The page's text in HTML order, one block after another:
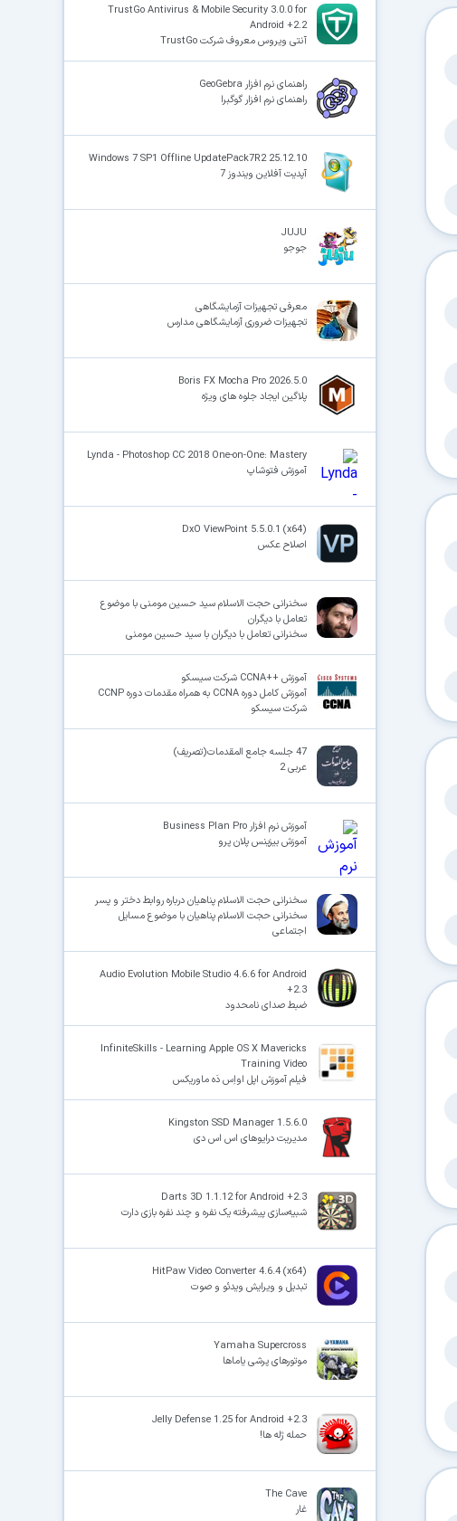
TrustGo Antivirus & Mobile Security 3.0.0 for
Android +2.2
آنتی ویروس معروف شرکت TrustGo
راهنمای نرم افزار GeoGebra
راهنمای نرم افزار گوگبرا
Windows 7 SP1 Offline UpdatePack7R2 25.12.10
آپدیت آفلاین ویندوز 7
JUJU
جوجو
معرفی تجهیزات آزمایشگاهی
تجهیزات ضروری آزمایشگاهی مدارس
Boris FX Mocha Pro 2026.5.0
پلاگین ایجاد جلوه های ویژه
Lynda - Photoshop CC 2018 One-on-One: Mastery
آموزش فتوشاپ
DxO ViewPoint 5.5.0.1 (x64)
اصلاح عکس
سخنرانی حجت الاسلام سید حسین مومنی با موضوع
تعامل با دیگران
سخنرانی تعامل با دیگران با سید حسین مومنی
آموزش ++CCNA شرکت سیسکو
آموزش کامل دوره CCNA به همراه مقدمات دوره CCNP
شرکت سیسکو
47 جلسه جامع المقدمات(تصریف)
عربی 2
آموزش نرم افزار Business Plan Pro
آموزش بیزینس پلان پرو
سخنرانی حجت الاسلام پناهیان درباره روابط دختر و پسر
سخنرانی حجت الاسلام پناهیان با موضوع مسایل
اجتماعی
Audio Evolution Mobile Studio 4.6.6 for Android
+2.3
ضبط صدای نامحدود
InfiniteSkills - Learning Apple OS X Mavericks
Training Video
فیلم آموزش اپل او‌اِس دَه ماوریکس
Kingston SSD Manager 1.5.6.0
مدیریت درایوهای اس اس دی
Darts 3D 1.1.12 for Android +2.3
شبیه‌سازی پیشرفته یک نفره و چند نفره بازی دارت
HitPaw Video Converter 4.6.4 (x64)
تبدیل و ویرایش ویدئو و صوت
Yamaha Supercross
موتورهای پرشی یاماها
Jelly Defense 1.25 for Android +2.3
حمله ژله ها!
The Cave
غار